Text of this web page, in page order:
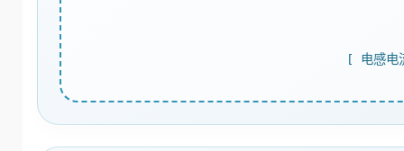
[ 电感电